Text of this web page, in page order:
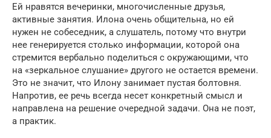
Ей нравятся вечеринки, многочисленные друзья,
активные занятия. Илона очень общительна, но ей
нужен не собеседник, а слушатель, потому что внутри
нее генерируется столько информации, которой она
стремится вербально поделиться с окружающими, что
на «зеркальное слушание» другого не остается времени.
Это не значит, что Илону занимает пустая болтовня.
Напротив, ее речь всегда несет конкретный смысл и
направлена на решение очередной задачи. Она не поэт,
а практик.